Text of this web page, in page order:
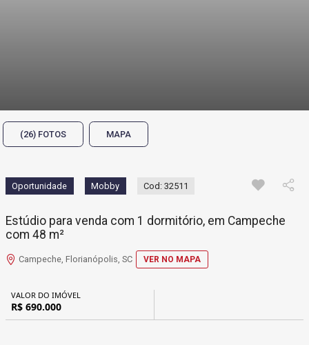
(26) FOTOS MAPA
Oportunidade Mobby Cod: 32511
Estúdio para venda com 1 dormitório, em Campeche
com 48 m²
Campeche, Florianópolis, SC VER NO MAPA
VALOR DO IMÓVEL
R$ 690.000